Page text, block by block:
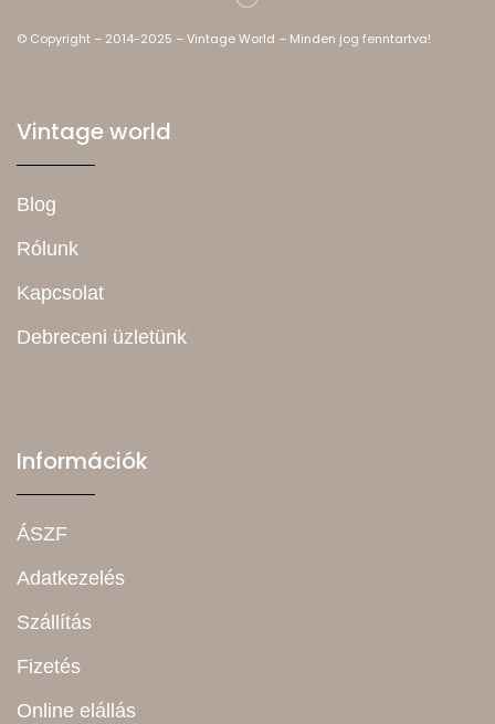
© Copyright – 2014-2025 – Vintage World – Minden jog fenntartva!
Vintage world
Blog
Rólunk
Kapcsolat
Debreceni üzletünk
Információk
ÁSZF
Adatkezelés
Szállítás
Fizetés
Online elállás